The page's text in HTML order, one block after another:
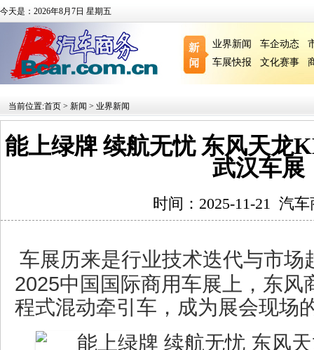
今天是：2026年8月7日 星期五
业界新闻 车企动态
车展快报
文化赛事
当前位置:首页 > 新闻 > 业界新闻
能上绿牌 续航无忧 东风天龙
武汉车展
时间：2025-11-21 汽车
车展历来是行业技术迭代与市场
2025中国国际商用车展上，东风
程式混动牵引车，成为展会现场